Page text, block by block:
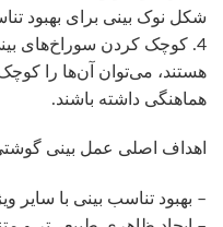
شکل نوک بینی برای بهبود
4. کوچک کردن سوراخ‌های
هستند، می‌توان آن‌ها را
هماهنگی داشته باشند.
اهداف اصلی عمل بینی
– بهبود تناسب بینی با